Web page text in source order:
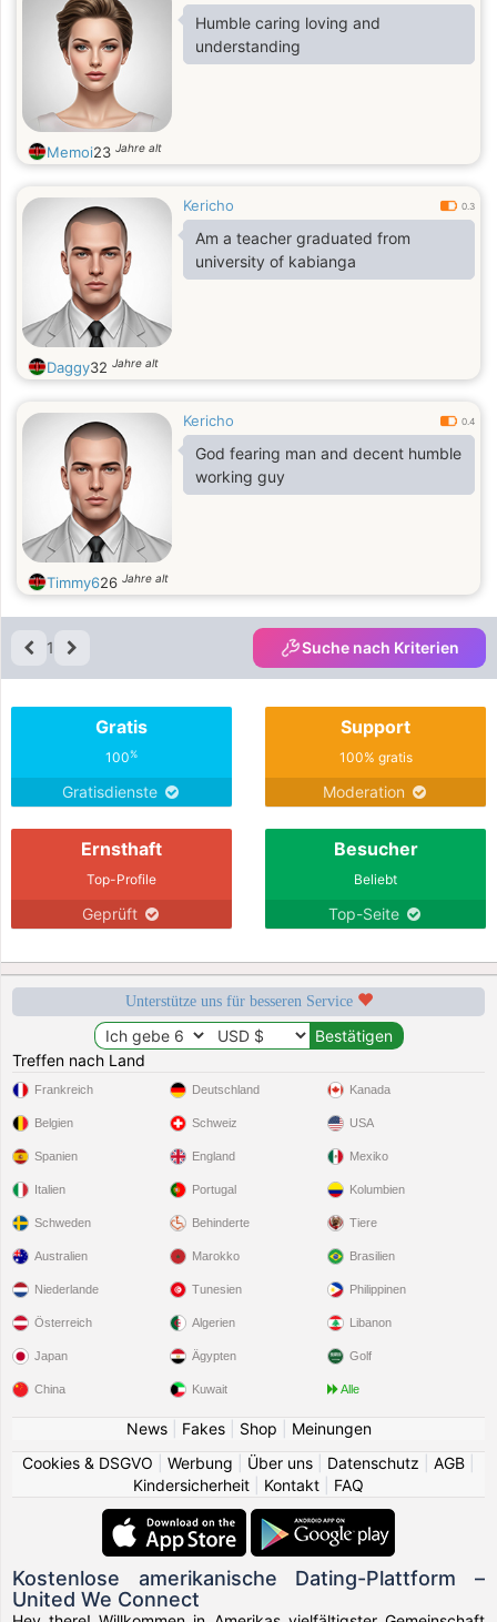
Humble caring loving and
understanding
Memoi23 Jahre alt
Kericho 0.3
Am a teacher graduated from
university of kabianga
Daggy32 Jahre alt
Kericho 0.4
God fearing man and decent humble
working guy
Timmy626 Jahre alt
1 Suche nach Kriterien
Gratis
100%
Gratisdienste
Support
100% gratis
Moderation
Ernsthaft
Top-Profile
Geprüft
Besucher
Beliebt
Top-Seite
Unterstütze uns für besseren Service
Treffen nach Land
Frankreich
Belgien
Spanien
Italien
Schweden
Deutschland
Schweiz
England
Portugal
Behinderte
Kanada
USA
Mexiko
Kolumbien
Tiere
Australien
Niederlande
Österreich
Japan
China
Marokko
Tunesien
Algerien
Ägypten
Kuwait
Brasilien
Philippinen
Libanon
Golf
Alle
News| Fakes| Shop
Meinungen
Cookies & DSGVO
Werbung Über uns Datenschutz AGB
Kindersicherheit
Kontakt FAQ
Kostenlose amerikanische Dating-Plattform –
United We Connect